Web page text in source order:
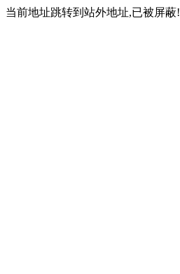
当前地址跳转到站外地址,已被屏蔽!